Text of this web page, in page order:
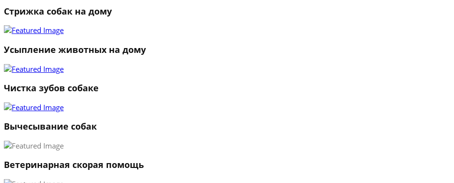
1
3
←
Стрижка собак на дому
Усыпление животных на дому
Чистка зубов собаке
Вычесывание собак
Ветеринарная скорая помощь